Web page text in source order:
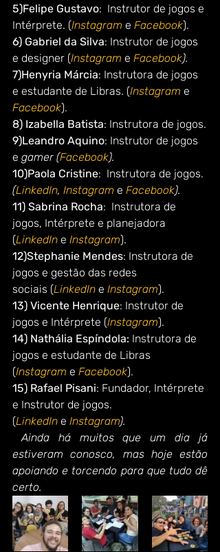
5)Felipe Gustavo:  Instrutor de jogos e
Intérprete. (Instagram e Facebook).
6) Gabriel da Silva: Instrutor de jogos
e designer (Instagram e Facebook).
7)Henyria Márcia: Instrutora de jogos
e estudante de Libras. (Instagram e
Facebook).
8) Izabella Batista: Instrutora de jogos.
9)Leandro Aquino: Instrutor de jogos
e gamer (Facebook).
10)Paola Cristine:  Instrutora de jogos.
(LinkedIn, Instagram e Facebook).
11) Sabrina Rocha:  Instrutora de
jogos, Intérprete e planejadora
(LinkedIn e Instagram).
12)Stephanie Mendes: Instrutora de
jogos e gestão das redes
sociais (LinkedIn e Instagram).
13) Vicente Henrique: Instrutor de
jogos e Intérprete (Instagram).
14) Nathália Espíndola: Instrutora de
jogos e estudante de Libras
(Instagram e Facebook).
15) Rafael Pisani: Fundador, Intérprete
e Instrutor de jogos.
(LinkedIn e Instagram).
Ainda há muitos que um dia já
estiveram conosco, mas hoje estão
apoiando e torcendo para que tudo dê
certo.